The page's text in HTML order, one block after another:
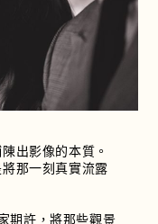
出影像的本質。
那一刻真實流露
期許，將那些觀景